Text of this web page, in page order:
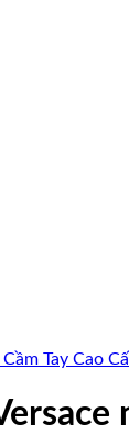
Tay Cao